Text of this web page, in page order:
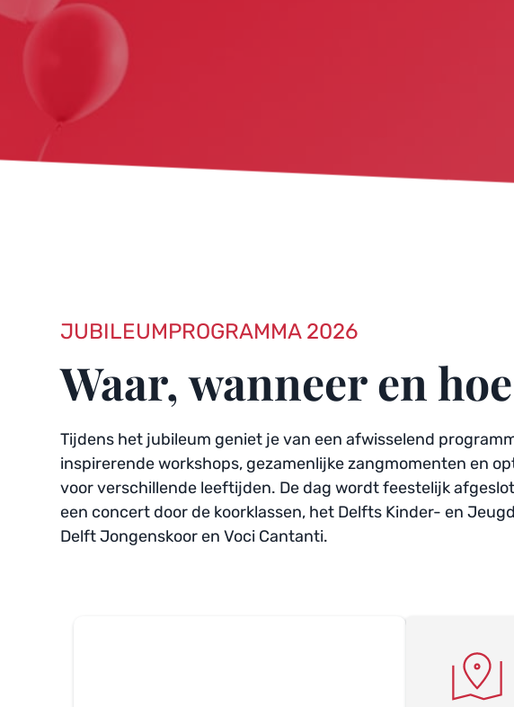
JUBILEUMPROGRAMMA 2026
Waar, wanneer en hoe
Tijdens het jubileum geniet je van een afwisselend
inspirerende workshops, gezamenlijke zangmomenten en
voor verschillende leeftijden. De dag wordt feestelijk
een concert door de koorklassen, het Delfts Kinder- en
Delft Jongenskoor en Voci Cantanti.